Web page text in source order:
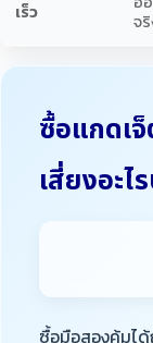
เร็ว
จ
ซื้อแกดเ
เสี่ยงอะไ
ซื้อมือสองคุ้มไ